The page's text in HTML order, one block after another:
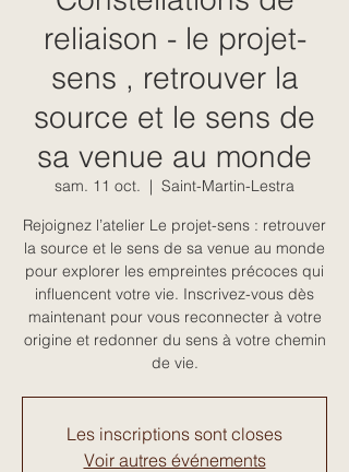
reliaison - le projet-
sens , retrouver la
source et le sens de
sa venue au monde
sam. 11 oct.
  |
Saint-Martin-Lestra
Rejoignez l’atelier Le projet-sens : retrouver
la source et le sens de sa venue au monde
pour explorer les empreintes précoces qui
influencent votre vie. Inscrivez-vous dès
maintenant pour vous reconnecter à votre
origine et redonner du sens à votre chemin
de vie.
Les inscriptions sont closes
Voir autres événements